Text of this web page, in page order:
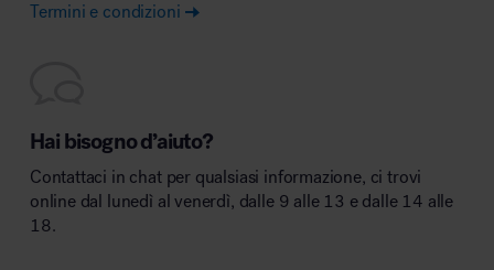
Termini e condizioni
Hai bisogno d’aiuto?
Contattaci in chat per qualsiasi informazione, ci trovi
online dal lunedì al venerdì, dalle 9 alle 13 e dalle 14 alle
18.